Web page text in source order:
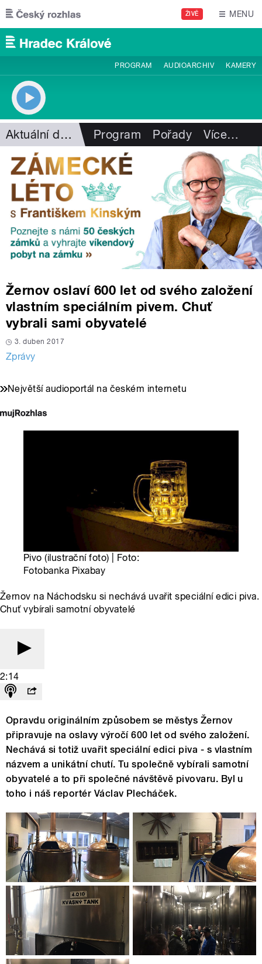
Přejít k hlavnímu obsahu
ŽIVĚ MENU
PROGRAM AUDIOARCHIV KAMERY
Aktuální dění Program Pořady Více…
Žernov oslaví 600 let od svého založení
vlastním speciálním pivem. Chuť
vybrali sami obyvatelé
3. duben 2017
Zprávy
Největší audioportál na českém internetu
Pivo (ilustrační foto) | Foto:
Fotobanka Pixabay
Žernov na Náchodsku si nechává uvařit speciální edici piva.
Chuť vybírali samotní obyvatelé
2:14
Opravdu originálním způsobem se městys Žernov
připravuje na oslavy výročí 600 let od svého založení.
Nechává si totiž uvařit speciální edici piva - s vlastním
názvem a unikátní chutí. Tu společně vybírali samotní
obyvatelé a to při společné návštěvě pivovaru. Byl u
toho i náš reportér Václav Plecháček.